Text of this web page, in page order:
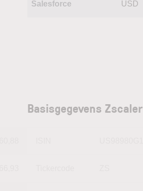
Salesforce USD
Basisgegevens Zscaler